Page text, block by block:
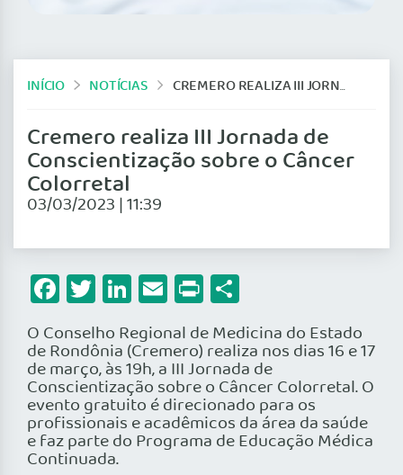
INÍCIO NOTÍCIAS CREMERO REALIZA III JORNADA DE CONSCIENTIZAÇÃO SOBRE O CÂNCER COLORRETAL
Cremero realiza III Jornada de
Conscientização sobre o Câncer
Colorretal
03/03/2023 | 11:39
Facebook
Twitter
LinkedIn
Email
Print
O Conselho Regional de Medicina do Estado
de Rondônia (Cremero) realiza nos dias 16 e 17
de março, às 19h, a III Jornada de
Conscientização sobre o Câncer Colorretal. O
evento gratuito é direcionado para os
profissionais e acadêmicos da área da saúde
e faz parte do Programa de Educação Médica
Continuada.